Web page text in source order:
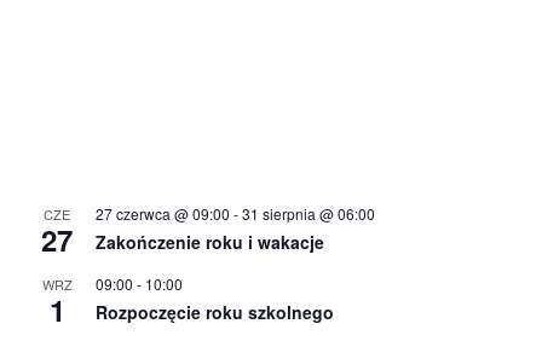
CZE
27
27 czerwca @ 09:00 -31 sierpnia @ 06:00
Zakończenie roku i wakacje
WRZ
1
09:00 - 10:00
Rozpoczęcie roku szkolnego